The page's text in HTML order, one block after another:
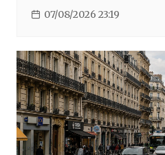
07/08/2026 23:19